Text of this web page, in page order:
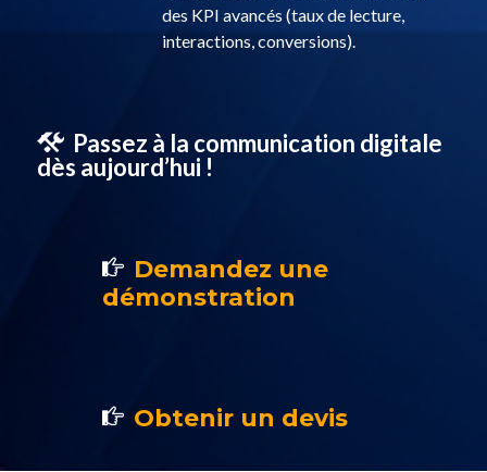
des KPI avancés (taux de lecture,
interactions, conversions).
Passez à la communication digitale
dès aujourd’hui !
Demandez une
démonstration
Obtenir un devis